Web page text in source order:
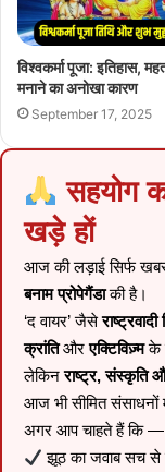
विश्वकर्मा पूजा: इतिहास,
मनाने का अनोखा कारण
September 17, 2025
सहयोग
खड़े हों
आज की लड़ाई सिर्फ
बनाम प्रोपेगैंडाकी है।
‘द वायर’ जैसेराष्ट्रवादी
क्रांतिऔरएक्टिविज़्मके
लेकिनराष्ट्र, संस्कृति
आज भी सीमित संसाधनों
अगर आप चाहते हैं कि —
झूठ का जवाब सच से